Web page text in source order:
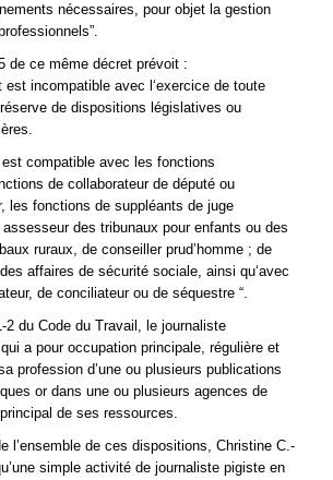
nécessaires, pour objet la gestion
de ce même décret prévoit :
est incompatible avec l‘exercice de toute
de dispositions législatives ou
est compatible avec les fonctions
de collaborateur de député ou
les fonctions de suppléants de juge
des tribunaux pour enfants ou des
ruraux, de conseiller prud’homme ; de
affaires de sécurité sociale, ainsi qu‘avec
de conciliateur ou de séquestre “.
2 du Code du Travail, le journaliste
a pour occupation principale, régulière et
profession d’une ou plusieurs publications
or dans une ou plusieurs agences de
de ses ressources.
l’ensemble de ces dispositions, Christine C.-
simple activité de journaliste pigiste en